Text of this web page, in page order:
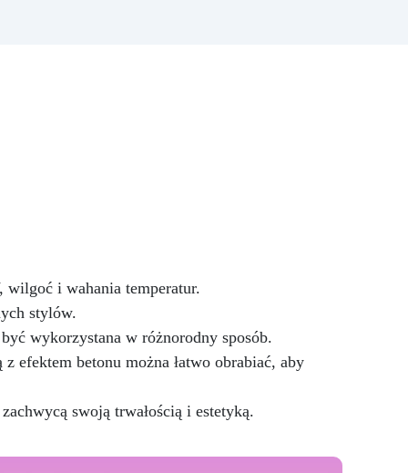
i wahania temperatur.
stylów.
wykorzystana w różnorodny sposób.
efektem betonu można łatwo obrabiać, aby
swoją trwałością i estetyką.